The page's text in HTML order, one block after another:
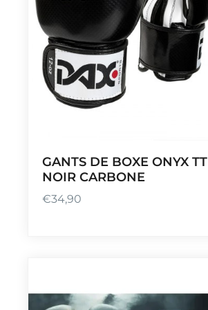
GANTS DE BOXE ONYX TT
NOIR CARBONE
€34,90